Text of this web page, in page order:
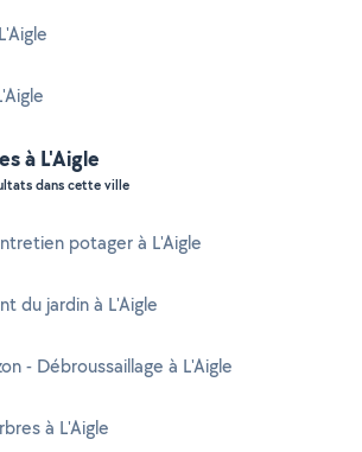
à L'Aigle
dans cette ville
potager à L'Aigle
du jardin à L'Aigle
- Débroussaillage à L'Aigle
à L'Aigle